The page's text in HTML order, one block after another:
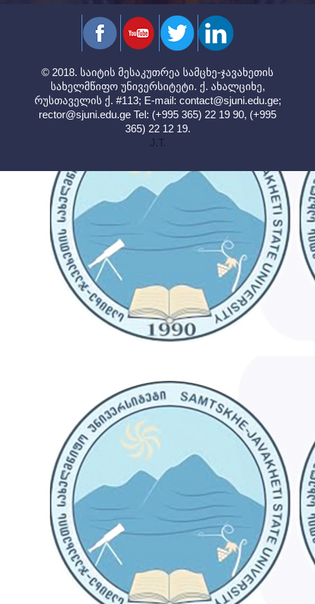
© 2018. საიტის მესაკუთრეა სამცხე-ჯავახეთის
სახელმწიფო უნივერსიტეტი. ქ. ახალციხე,
რუსთაველის ქ. #113; E-mail: contact@sjuni.edu.ge;
rector@sjuni.edu.ge Tel: (+995 365) 22 19 90, (+995
365) 22 12 19.
J.T.